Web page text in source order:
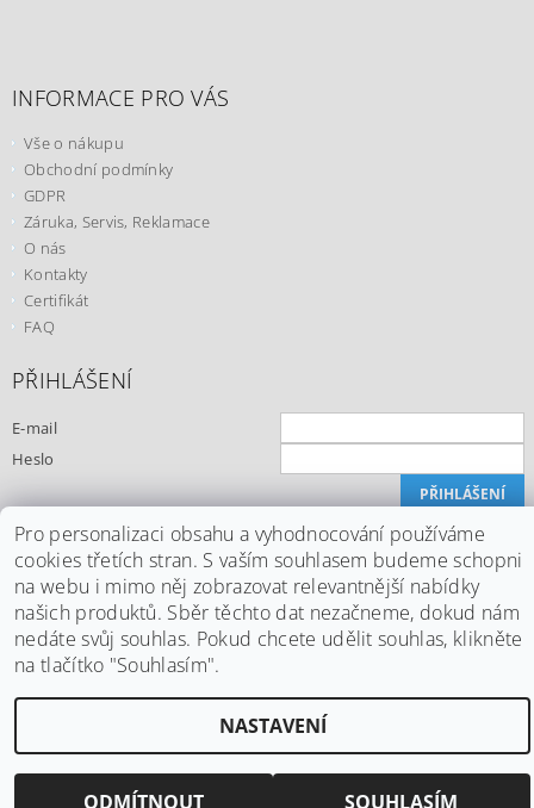
INFORMACE PRO VÁS
Vše o nákupu
Obchodní podmínky
GDPR
Záruka, Servis, Reklamace
O nás
Kontakty
Certifikát
FAQ
PŘIHLÁŠENÍ
E-mail
Heslo
Registrace
Zapomenuté heslo
2026 ©Office24.cz, všechna práva vyhrazena
Vytvořil Shoptet
Pro personalizaci obsahu a vyhodnocování používáme
cookies třetích stran. S vaším souhlasem budeme schopni
na webu i mimo něj zobrazovat relevantnější nabídky
našich produktů. Sběr těchto dat nezačneme, dokud nám
nedáte svůj souhlas. Pokud chcete udělit souhlas, klikněte
na tlačítko "Souhlasím".
NASTAVENÍ
ODMÍTNOUT SOUHLASÍM